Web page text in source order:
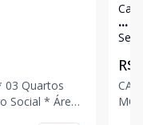
Casa
...
R$
MORAR !!! * Sala de